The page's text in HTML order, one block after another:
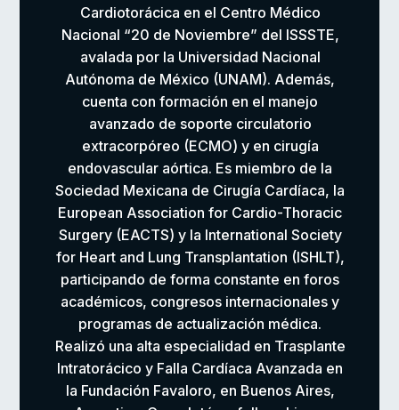
Cardiotorácica en el Centro Médico
Nacional “20 de Noviembre” del ISSSTE,
avalada por la Universidad Nacional
Autónoma de México (UNAM). Además,
cuenta con formación en el manejo
avanzado de soporte circulatorio
extracorpóreo (ECMO) y en cirugía
endovascular aórtica. Es miembro de la
Sociedad Mexicana de Cirugía Cardíaca, la
European Association for Cardio-Thoracic
Surgery (EACTS) y la International Society
for Heart and Lung Transplantation (ISHLT),
participando de forma constante en foros
académicos, congresos internacionales y
programas de actualización médica.
Realizó una alta especialidad en Trasplante
Intratorácico y Falla Cardíaca Avanzada en
la Fundación Favaloro, en Buenos Aires,